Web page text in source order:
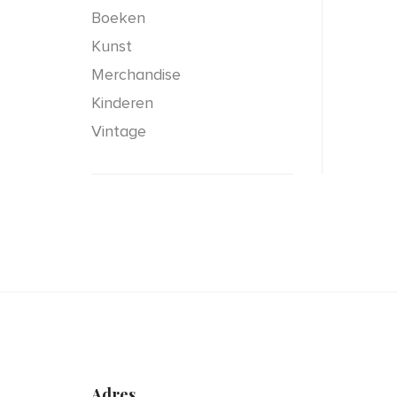
Boeken
Kunst
Merchandise
Kinderen
Vintage